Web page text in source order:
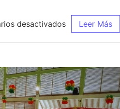
desactivados Leer Más